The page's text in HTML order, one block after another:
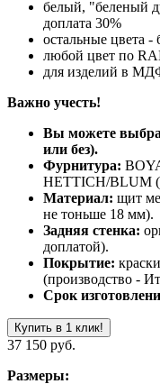
белый, "беленый
доплата 30%
остальные цвета -
любой цвет по
для изделий в
Важно учесть!
Вы можете
или без).
Фурнитура:
HETTICH/BLUM
Материал: щит
не тоньше 18 мм).
Задняя стенка:
доплатой).
Покрытие:
(производство -
Срок
Купить в 1 клик!
37 150 руб.
Размеры: